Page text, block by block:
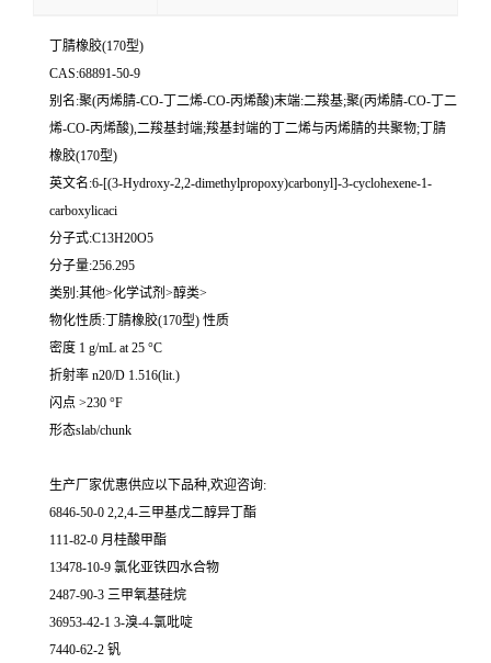
丁腈橡胶(170型)
CAS:68891-50-9
别名:聚(丙烯腈-CO-丁二烯-CO-丙烯酸)末端:二羧基;聚(丙烯腈-CO-丁二
烯-CO-丙烯酸),二羧基封端;羧基封端的丁二烯与丙烯腈的共聚物;丁腈
橡胶(170型)
英文名:6-[(3-Hydroxy-2,2-dimethylpropoxy)carbonyl]-3-cyclohexene-1-
carboxylicaci
分子式:C13H20O5
分子量:256.295
类别:其他>化学试剂>醇类>
物化性质:丁腈橡胶(170型) 性质
密度 1 g/mL at 25 °C
折射率 n20/D 1.516(lit.)
闪点 >230 °F
形态slab/chunk
生产厂家优惠供应以下品种,欢迎咨询:
6846-50-0 2,2,4-三甲基戊二醇异丁酯
111-82-0 月桂酸甲酯
13478-10-9 氯化亚铁四水合物
2487-90-3 三甲氧基硅烷
36953-42-1 3-溴-4-氯吡啶
7440-62-2 钒